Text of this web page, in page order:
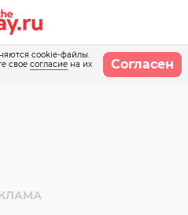
cookie-файлы.
свое согласие на их
Согласен